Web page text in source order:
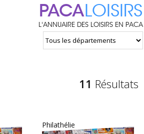
PACALOISIRS
L'ANNUAIRE DES LOISIRS EN PACA
11 Résultats
Philathélie